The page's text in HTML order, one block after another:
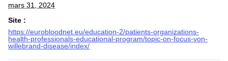
mars 31, 2024
Site :
https://eurobloodnet.eu/education-2/patients-organizations-
health-professionals-educational-program/topic-on-focus-von-
willebrand-disease/index/